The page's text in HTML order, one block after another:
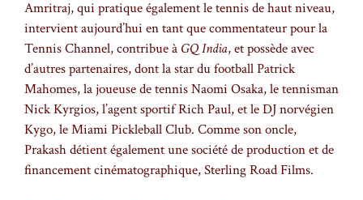
Amritraj, qui pratique également le tennis de haut niveau,
intervient aujourd’hui en tant que commentateur pour la
Tennis Channel, contribue à GQ India, et possède avec
d’autres partenaires, dont la star du football Patrick
Mahomes, la joueuse de tennis Naomi Osaka, le tennisman
Nick Kyrgios, l’agent sportif Rich Paul, et le DJ norvégien
Kygo, le Miami Pickleball Club. Comme son oncle,
Prakash détient également une société de production et de
financement cinématographique, Sterling Road Films.